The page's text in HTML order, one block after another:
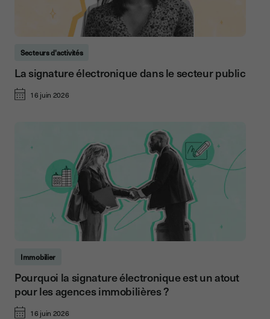
Secteurs d'activités
La signature électronique dans le secteur public
16 juin 2026
Immobilier
Pourquoi la signature électronique est un atout
pour les agences immobilières ?
16 juin 2026